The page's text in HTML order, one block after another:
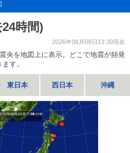
時間)
2026年08月08日13:30現在
央を地図上に表示。どこで地震が頻発
す。
東日本 西日本 沖縄